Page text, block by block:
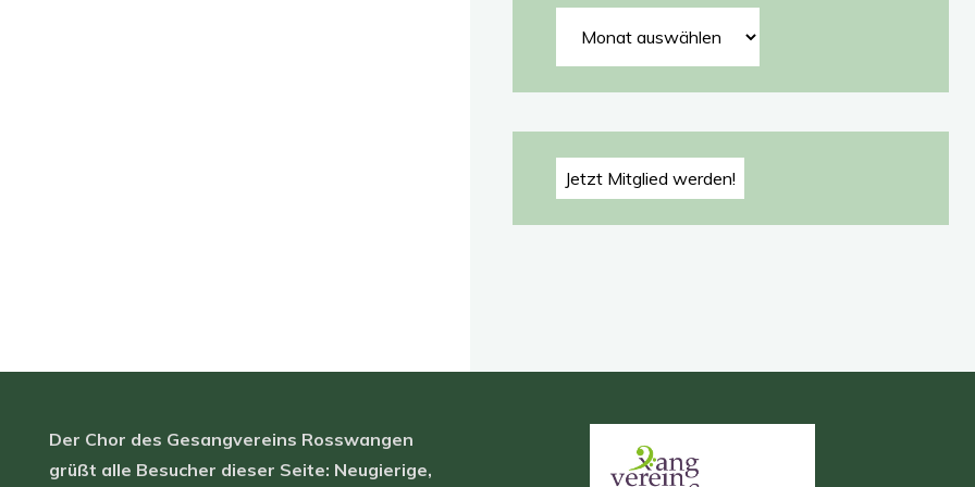
Jetzt Mitglied werden!
Der Chor des Gesangvereins Rosswangen
grüßt alle Besucher dieser Seite: Neugierige,